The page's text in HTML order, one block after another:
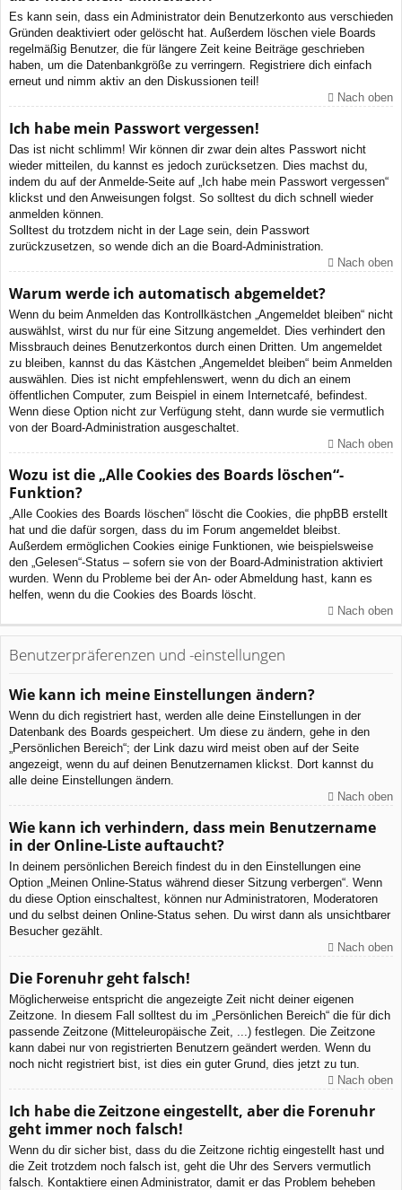
Es kann sein, dass ein Administrator dein Benutzerkonto aus verschieden
Gründen deaktiviert oder gelöscht hat. Außerdem löschen viele Boards
regelmäßig Benutzer, die für längere Zeit keine Beiträge geschrieben
haben, um die Datenbankgröße zu verringern. Registriere dich einfach
erneut und nimm aktiv an den Diskussionen teil!
Nach oben
Ich habe mein Passwort vergessen!
Das ist nicht schlimm! Wir können dir zwar dein altes Passwort nicht
wieder mitteilen, du kannst es jedoch zurücksetzen. Dies machst du,
indem du auf der Anmelde-Seite auf „Ich habe mein Passwort vergessen“
klickst und den Anweisungen folgst. So solltest du dich schnell wieder
anmelden können.
Solltest du trotzdem nicht in der Lage sein, dein Passwort
zurückzusetzen, so wende dich an die Board-Administration.
Nach oben
Warum werde ich automatisch abgemeldet?
Wenn du beim Anmelden das Kontrollkästchen „Angemeldet bleiben“ nicht
auswählst, wirst du nur für eine Sitzung angemeldet. Dies verhindert den
Missbrauch deines Benutzerkontos durch einen Dritten. Um angemeldet
zu bleiben, kannst du das Kästchen „Angemeldet bleiben“ beim Anmelden
auswählen. Dies ist nicht empfehlenswert, wenn du dich an einem
öffentlichen Computer, zum Beispiel in einem Internetcafé, befindest.
Wenn diese Option nicht zur Verfügung steht, dann wurde sie vermutlich
von der Board-Administration ausgeschaltet.
Nach oben
Wozu ist die „Alle Cookies des Boards löschen“-
Funktion?
„Alle Cookies des Boards löschen“ löscht die Cookies, die phpBB erstellt
hat und die dafür sorgen, dass du im Forum angemeldet bleibst.
Außerdem ermöglichen Cookies einige Funktionen, wie beispielsweise
den „Gelesen“-Status – sofern sie von der Board-Administration aktiviert
wurden. Wenn du Probleme bei der An- oder Abmeldung hast, kann es
helfen, wenn du die Cookies des Boards löscht.
Nach oben
Benutzerpräferenzen und -einstellungen
Wie kann ich meine Einstellungen ändern?
Wenn du dich registriert hast, werden alle deine Einstellungen in der
Datenbank des Boards gespeichert. Um diese zu ändern, gehe in den
„Persönlichen Bereich“; der Link dazu wird meist oben auf der Seite
angezeigt, wenn du auf deinen Benutzernamen klickst. Dort kannst du
alle deine Einstellungen ändern.
Nach oben
Wie kann ich verhindern, dass mein Benutzername
in der Online-Liste auftaucht?
In deinem persönlichen Bereich findest du in den Einstellungen eine
Option „Meinen Online-Status während dieser Sitzung verbergen“. Wenn
du diese Option einschaltest, können nur Administratoren, Moderatoren
und du selbst deinen Online-Status sehen. Du wirst dann als unsichtbarer
Besucher gezählt.
Nach oben
Die Forenuhr geht falsch!
Möglicherweise entspricht die angezeigte Zeit nicht deiner eigenen
Zeitzone. In diesem Fall solltest du im „Persönlichen Bereich“ die für dich
passende Zeitzone (Mitteleuropäische Zeit, ...) festlegen. Die Zeitzone
kann dabei nur von registrierten Benutzern geändert werden. Wenn du
noch nicht registriert bist, ist dies ein guter Grund, dies jetzt zu tun.
Nach oben
Ich habe die Zeitzone eingestellt, aber die Forenuhr
geht immer noch falsch!
Wenn du dir sicher bist, dass du die Zeitzone richtig eingestellt hast und
die Zeit trotzdem noch falsch ist, geht die Uhr des Servers vermutlich
falsch. Kontaktiere einen Administrator, damit er das Problem beheben